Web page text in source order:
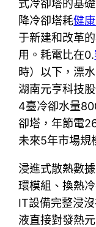
式冷卻塔的基
降冷卻塔耗健
于新建和改革
用。耗電比在0.
時）以下，漂
湖南元亨科技
4臺冷卻水量
卻塔，年節電
未來5年市場規
浸進式散熱數
環模組、換熱
IT設備完整浸
液直接對發熱